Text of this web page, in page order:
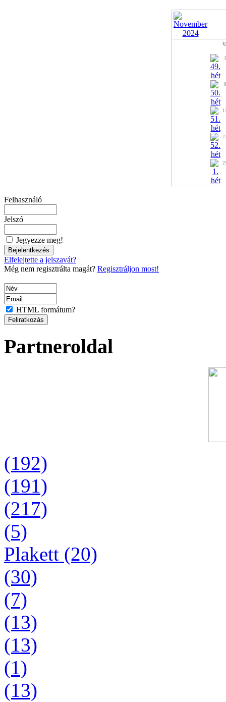
1
8
Felhasználó
Jelszó
Jegyezze meg!
Elfelejtette a jelszavát?
Még nem regisztrálta magát? Regisztráljon most!
HTML formátum?
Partneroldal
(192)
(191)
(217)
(5)
Plakett (20)
(30)
(7)
(13)
(13)
(1)
(13)